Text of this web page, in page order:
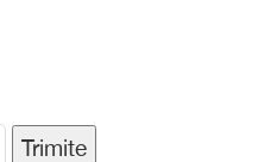
Trimite